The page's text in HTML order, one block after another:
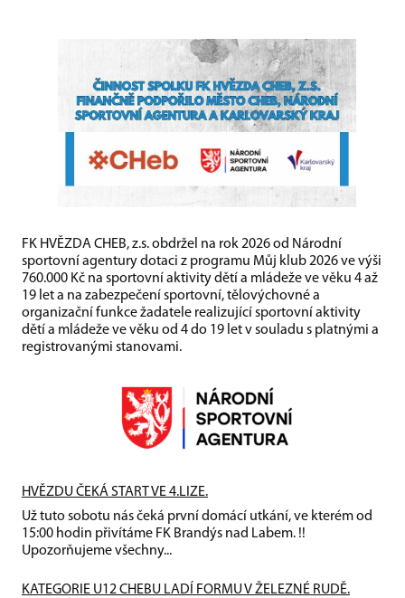
FK HVĚZDA CHEB, z.s. obdržel na rok 2026 od Národní
sportovní agentury dotaci z programu Můj klub 2026 ve výši
760.000 Kč na sportovní aktivity dětí a mládeže ve věku 4 až
19 let a na zabezpečení sportovní, tělovýchovné a
organizační funkce žadatele realizující sportovní aktivity
dětí a mládeže ve věku od 4 do 19 let v souladu s platnými a
registrovanými stanovami.
HVĚZDU ČEKÁ START VE 4.LIZE.
Už tuto sobotu nás čeká první domácí utkání, ve kterém od
15:00 hodin přivítáme FK Brandýs nad Labem. !!
Upozorňujeme všechny...
KATEGORIE U12 CHEBU LADÍ FORMU V ŽELEZNÉ RUDĚ.